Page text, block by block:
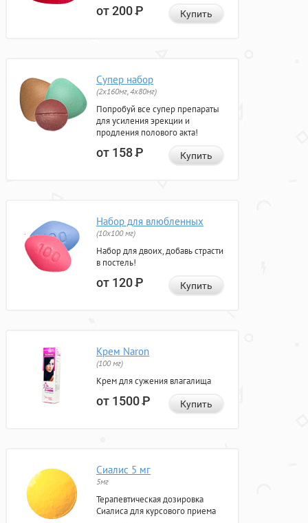
от 200Р Купить
Супер набор
(2х160мг, 4х80мг)
Попробуй все супер препараты
для усиления эрекции и
продления полового акта!
от 158Р Купить
Набор для влюбленных
(10х100 мг)
Набор для двоих, добавь страсти
в постель!
от 120Р Купить
Крем Naron
(100 мг)
Крем для сужения влагалища
от 1500Р Купить
Сиалис 5 мг
5мг
Терапевтическая дозировка
Сиалиса для курсового приема